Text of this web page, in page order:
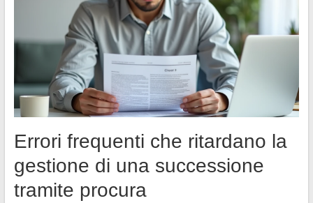
Errori frequenti che ritardano la
gestione di una successione
tramite procura